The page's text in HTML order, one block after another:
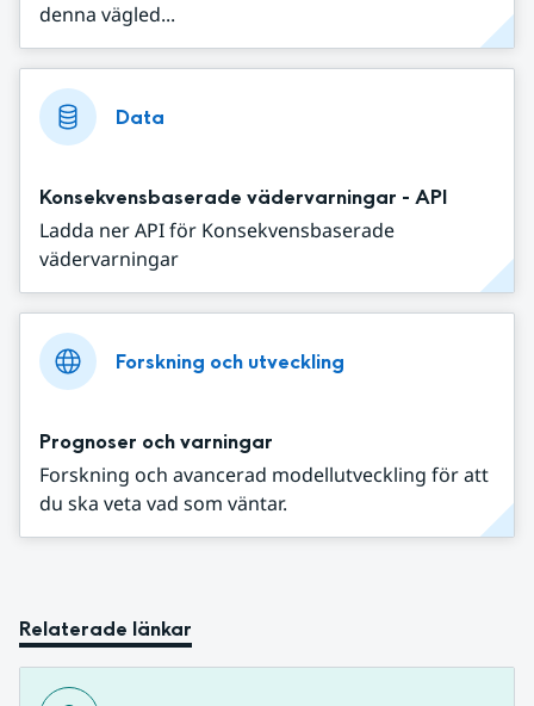
denna vägled...
Data
Konsekvensbaserade vädervarningar - API
Ladda ner API för Konsekvensbaserade
vädervarningar
Forskning och utveckling
Prognoser och varningar
Forskning och avancerad modellutveckling för att
du ska veta vad som väntar.
Relaterade länkar